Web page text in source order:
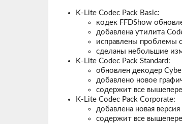
K-Lite Codec Pack Basic:
кодек FFDShow
добавлена утилита
исправлены проблемы
сделаны небольшие
K-Lite Codec Pack Standard:
обновлен декодер
добавлено новое
содержит все
K-Lite Codec Pack Corporate:
добавлена новая
содержит все